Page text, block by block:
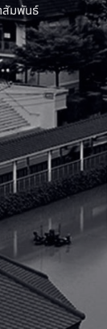
สัมพันธ์